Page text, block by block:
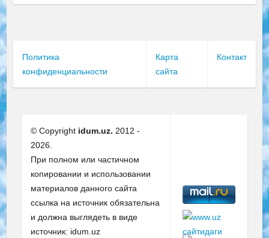
Политика
конфиденциальности
Карта
сайта
Контакт
© Copyright idum.uz. 2012 -
2026.
При полном или частичном
копировании и использовании
материалов данного сайта
ссылка на источник обязательна
и должна выглядеть в виде
источник: idum.uz